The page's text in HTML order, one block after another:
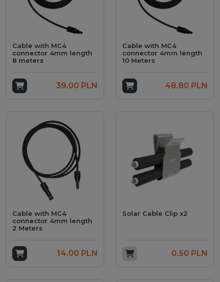
Cable with MC4
connector 4mm length
8 meters
Add to cart39.00 PLN
Cable with MC4
connector 4mm length
10 Meters
Add to cart48.80 PLN
Cable with MC4
connector 4mm length
2 Meters
Add to cart14.00 PLN
Solar Cable Clip x2
Add to cart0.50 PLN